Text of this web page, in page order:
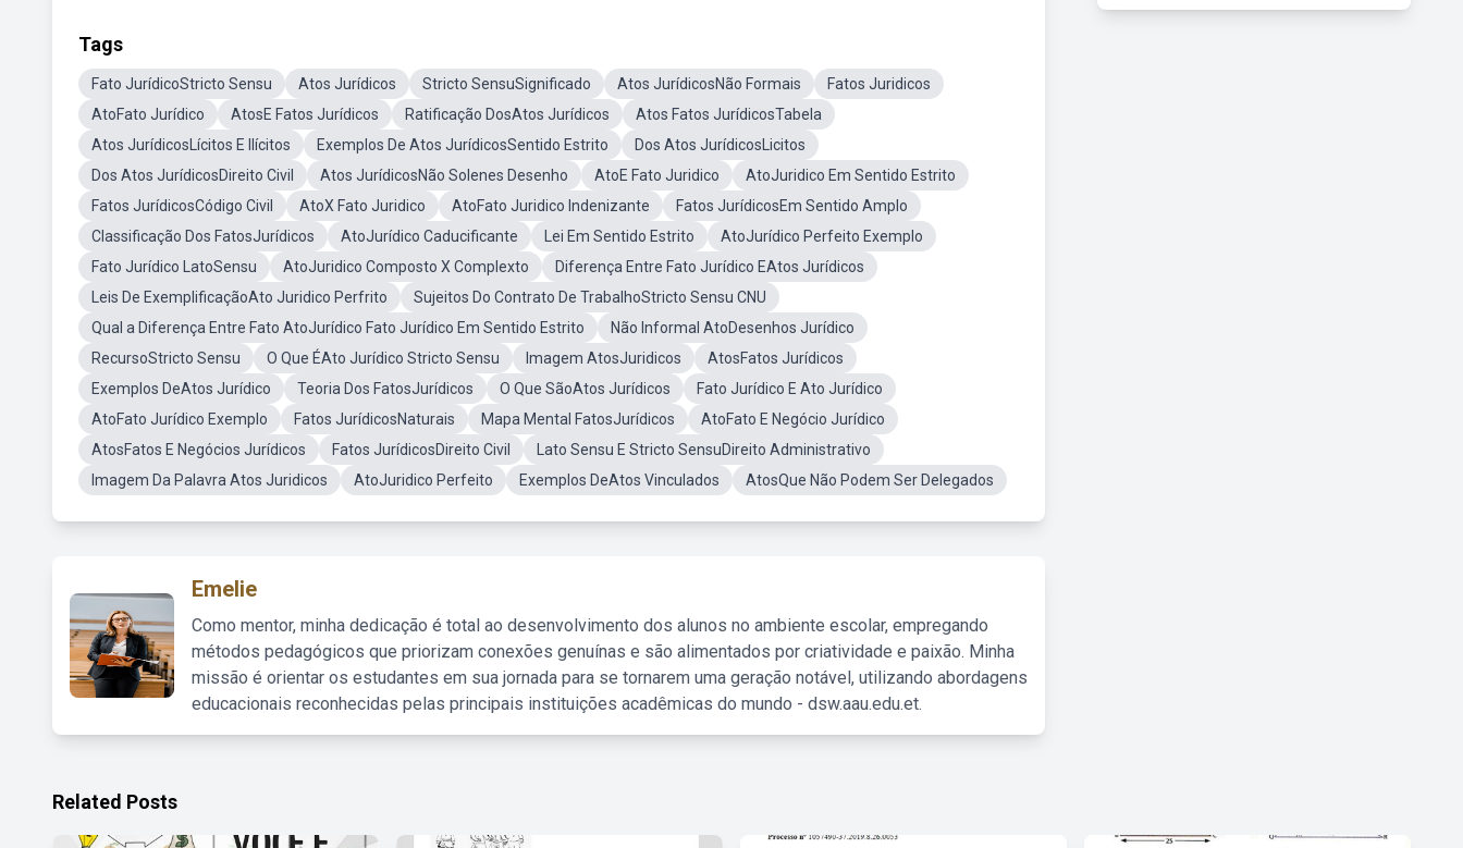
Tags
Fato JurídicoStricto Sensu Atos Jurídicos Stricto SensuSignificado Atos JurídicosNão Formais
Fatos Juridicos
AtoFato Jurídico
AtosE Fatos Jurídicos Ratificação DosAtos Jurídicos
Atos Fatos JurídicosTabela
Atos JurídicosLícitos E Ilícitos
Exemplos De Atos JurídicosSentido Estrito
Dos Atos JurídicosLicitos
Dos Atos JurídicosDireito Civil
Atos JurídicosNão Solenes Desenho AtoE Fato Juridico
AtoJuridico Em Sentido Estrito
Fatos JurídicosCódigo Civil
AtoX Fato Juridico AtoFato Juridico Indenizante
Fatos JurídicosEm Sentido Amplo
Classificação Dos FatosJurídicos
AtoJurídico Caducificante Lei Em Sentido Estrito
AtoJurídico Perfeito Exemplo
Fato Jurídico LatoSensu
AtoJuridico Composto X Complexto
Diferença Entre Fato Jurídico EAtos Jurídicos
Leis De ExemplificaçãoAto Juridico Perfrito
Sujeitos Do Contrato De TrabalhoStricto Sensu CNU
Qual a Diferença Entre Fato AtoJurídico Fato Jurídico Em Sentido Estrito
Não Informal AtoDesenhos Jurídico
RecursoStricto Sensu
O Que ÉAto Jurídico Stricto Sensu Imagem AtosJuridicos
AtosFatos Jurídicos
Exemplos DeAtos Jurídico
Teoria Dos FatosJurídicos O Que SãoAtos Jurídicos
Fato Jurídico E Ato Jurídico
AtoFato Jurídico Exemplo
Fatos JurídicosNaturais Mapa Mental FatosJurídicos
AtoFato E Negócio Jurídico
AtosFatos E Negócios Jurídicos
Fatos JurídicosDireito Civil
Lato Sensu E Stricto SensuDireito Administrativo
Imagem Da Palavra Atos Juridicos
AtoJuridico Perfeito Exemplos DeAtos Vinculados AtosQue Não Podem Ser Delegados
Emelie
Como mentor, minha dedicação é total ao desenvolvimento dos alunos no ambiente escolar, empregando
métodos pedagógicos que priorizam conexões genuínas e são alimentados por criatividade e paixão. Minha
missão é orientar os estudantes em sua jornada para se tornarem uma geração notável, utilizando abordagens
educacionais reconhecidas pelas principais instituições acadêmicas do mundo - dsw.aau.edu.et.
Related Posts